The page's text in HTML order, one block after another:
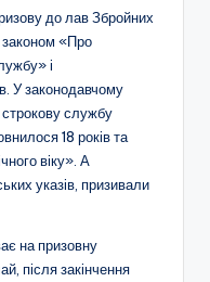
до лав Збройних
законом «Про
і
У законодавчому
службу
18 років та
віку». А
указів, призивали
на призовну
після закінчення